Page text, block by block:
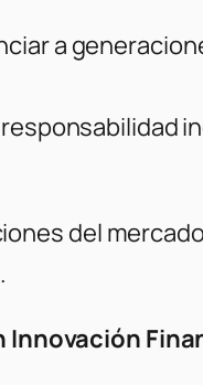
a
del
Innovación